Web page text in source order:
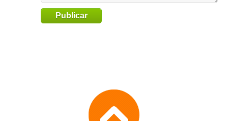
Publicar